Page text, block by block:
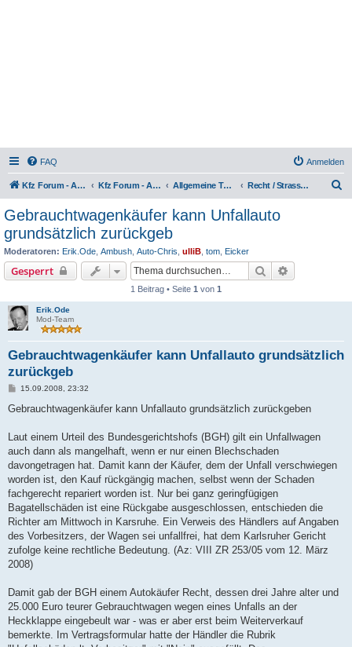
FAQ Anmelden
Kfz Forum - Auto, Motorrad und LKW Kfz Forum - Auto, Motorrad und LKW Allgemeine Themen rund ums Kfz Recht / Strassenverkehr / MPU
Gebrauchtwagenkäufer kann Unfallauto
grundsätzlich zurückgeb
Moderatoren: Erik.Ode Ambush Auto-Chris ulliB tom Eicker
Gesperrt Suche
1 Beitrag • Seite 1 von 1
Erik.Ode
Mod-Team
Gebrauchtwagenkäufer kann Unfallauto grundsätzlich
zurückgeb
B
i
a
15.09.2008, 23:32
Gebrauchtwagenkäufer kann Unfallauto grundsätzlich zurückgeben
Laut einem Urteil des Bundesgerichtshofs (BGH) gilt ein Unfallwagen
auch dann als mangelhaft, wenn er nur einen Blechschaden
davongetragen hat. Damit kann der Käufer, dem der Unfall verschwiegen
worden ist, den Kauf rückgängig machen, selbst wenn der Schaden
fachgerecht repariert worden ist. Nur bei ganz geringfügigen
Bagatellschäden ist eine Rückgabe ausgeschlossen, entschieden die
Richter am Mittwoch in Karsruhe. Ein Verweis des Händlers auf Angaben
des Vorbesitzers, der Wagen sei unfallfrei, hat dem Karlsruher Gericht
zufolge keine rechtliche Bedeutung. (Az: VIII ZR 253/05 vom 12. März
2008)
Damit gab der BGH einem Autokäufer Recht, dessen drei Jahre alter und
25.000 Euro teurer Gebrauchtwagen wegen eines Unfalls an der
Heckklappe eingebeult war - was er aber erst beim Weiterverkauf
bemerkte. Im Vertragsformular hatte der Händler die Rubrik